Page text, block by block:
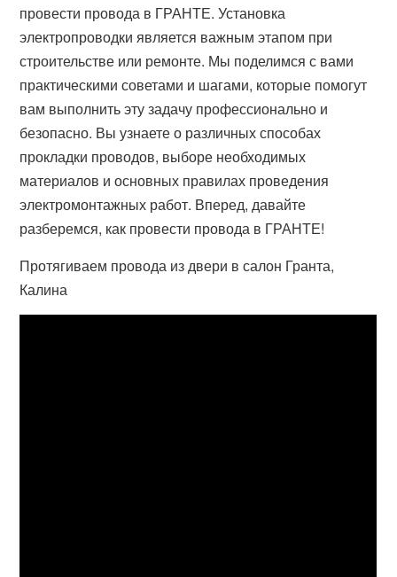
провести провода в ГРАНТЕ. Установка
электропроводки является важным этапом при
строительстве или ремонте. Мы поделимся с вами
практическими советами и шагами, которые помогут
вам выполнить эту задачу профессионально и
безопасно. Вы узнаете о различных способах
прокладки проводов, выборе необходимых
материалов и основных правилах проведения
электромонтажных работ. Вперед, давайте
разберемся, как провести провода в ГРАНТЕ!
Протягиваем провода из двери в салон Гранта,
Калина